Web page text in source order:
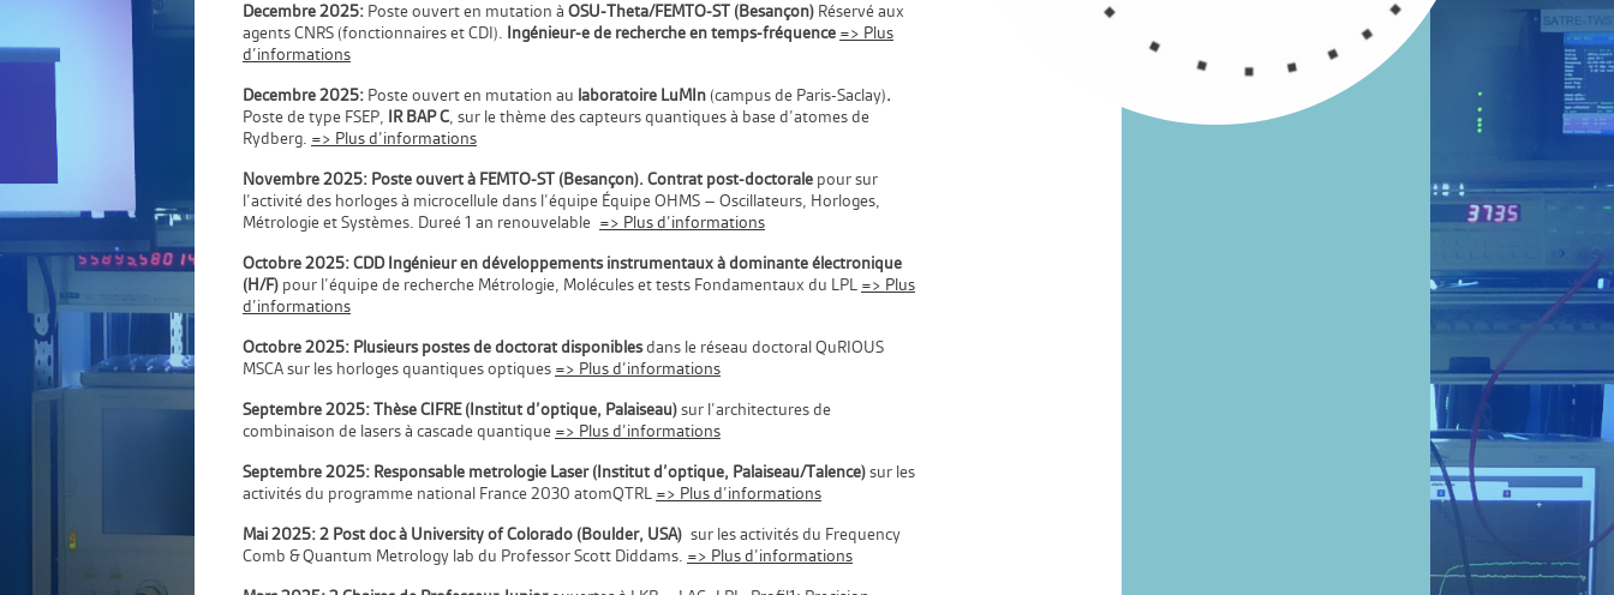
Decembre 2025: Poste ouvert en mutation à OSU-Theta/FEMTO-ST (Besançon) Réservé aux
agents CNRS (fonctionnaires et CDI). Ingénieur-e de recherche en temps-fréquence => Plus
d’informations
Decembre 2025: Poste ouvert en mutation au laboratoire LuMIn (campus de Paris-Saclay).
Poste de type FSEP, IR BAP C , sur le thème des capteurs quantiques à base d’atomes de
Rydberg. => Plus d’informations
Novembre 2025: Poste ouvert à FEMTO-ST (Besançon). Contrat post-doctorale pour sur
l’activité des horloges à microcellule dans l’équipe Équipe OHMS – Oscillateurs, Horloges,
Métrologie et Systèmes. Dureé 1 an renouvelable => Plus d’informations
Octobre 2025: CDD Ingénieur en développements instrumentaux à dominante électronique
(H/F) pour l’équipe de recherche Métrologie, Molécules et tests Fondamentaux du LPL => Plus
d’informations
Octobre 2025: Plusieurs postes de doctorat disponiblesdans le réseau doctoral QuRIOUS
MSCA sur les horloges quantiques optiques => Plus d’informations
Septembre 2025:Thèse CIFRE (Institut d’optique, Palaiseau)sur l’architectures de
combinaison de lasers à cascade quantique => Plus d’informations
Septembre 2025: Responsable metrologie Laser (Institut d’optique, Palaiseau/Talence)sur les
activités du programme national France 2030 atomQTRL => Plus d’informations
Mai 2025: 2 Post doc à University of Colorado (Boulder, USA) sur les activités du Frequency
Comb & Quantum Metrology lab du Professor Scott Diddams. => Plus d’informations